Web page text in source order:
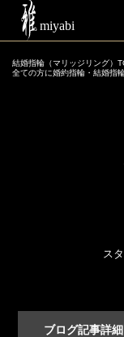
結婚指輪（マリッジリング）
全ての方に婚約指輪・結婚指
ス
ブログ記事詳細